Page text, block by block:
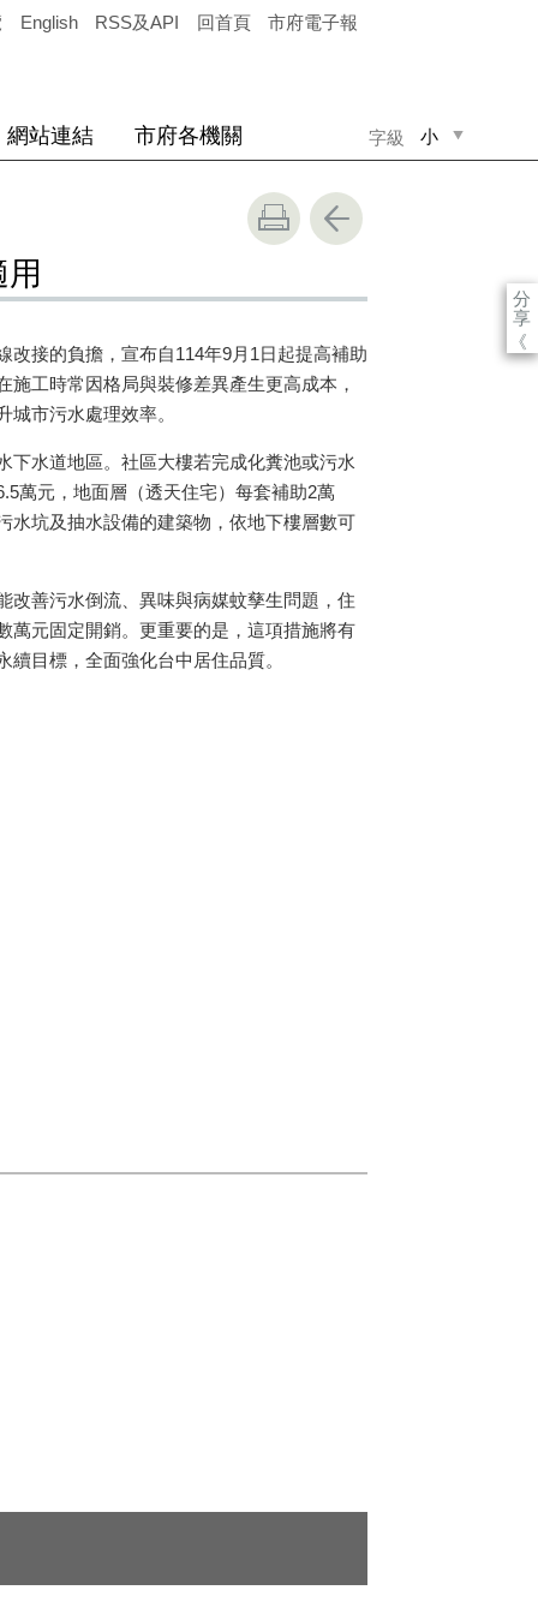
English RSS及API 回首頁 市府電子報
字級 小
網站連結 市府各機關
分
享
《
接的負擔，宣布自114年9月1日起提高補助
工時常因格局與裝修差異產生更高成本，
市污水處理效率。
下水道地區。社區大樓若完成化糞池或污水
萬元，地面層（透天住宅）每套補助2萬
水坑及抽水設備的建築物，依地下樓層數可
改善污水倒流、異味與病媒蚊孳生問題，住
萬元固定開銷。更重要的是，這項措施將有
目標，全面強化台中居住品質。